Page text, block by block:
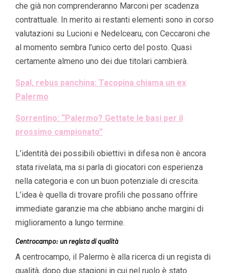
che già non comprenderanno Marconi per scadenza
contrattuale. In merito ai restanti elementi sono in corso
valutazioni su Lucioni e Nedelcearu, con Ceccaroni che
al momento sembra l’unico certo del posto. Quasi
certamente almeno uno dei due titolari cambierà.
Spal, rebus panchina: Tacopina chiama un ex
Palermo
Sorrentino: “Palermo? Gettate le basi per il
prossimo campionato”
L’identità dei possibili obiettivi in difesa non è ancora
stata rivelata, ma si parla di giocatori con esperienza
nella categoria e con un buon potenziale di crescita.
L’idea è quella di trovare profili che possano offrire
immediate garanzie ma che abbiano anche margini di
miglioramento a lungo termine.
Centrocampo: un regista di qualità
A centrocampo, il Palermo è alla ricerca di un regista di
qualità, dopo due stagioni in cui nel ruolo è stato